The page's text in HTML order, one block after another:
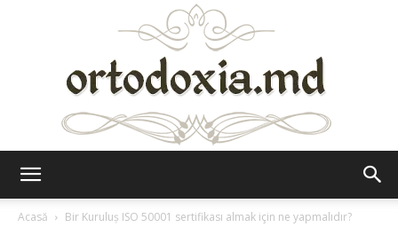
Acasă
Bir Kuruluş ISO 50001 sertifikası almak için ne yapmalıdır?